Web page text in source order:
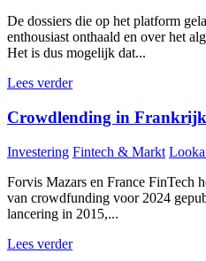
De dossiers die op het platform
enthousiast onthaald en over het
Het is dus mogelijk dat...
Lees verder
Crowdlending in
Investering Fintech & Markt
Forvis Mazars en France FinTech
van crowdfunding voor 2024
lancering in 2015,...
Lees verder